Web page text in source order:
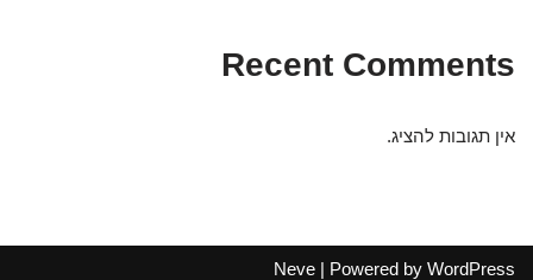
Recent Comments
אין תגובות להציג.
Neve | Powered by WordPress